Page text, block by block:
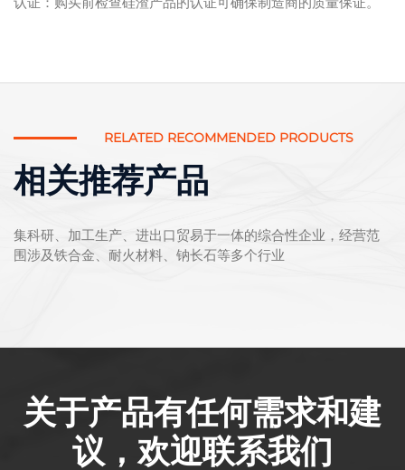
RELATED RECOMMENDED PRODUCTS
相关推荐产品
集科研、加工生产、进出口贸易于一体的综合性企业，经营范
围涉及铁合金、耐火材料、钠长石等多个行业
关于产品有任何需求和建
议，欢迎联系我们